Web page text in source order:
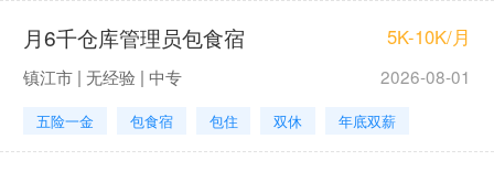
月6千仓库管理员包食宿 5K-10K/月
镇江市 | 无经验 | 中专 2026-08-01
五险一金 包食宿 包住 双休 年底双薪